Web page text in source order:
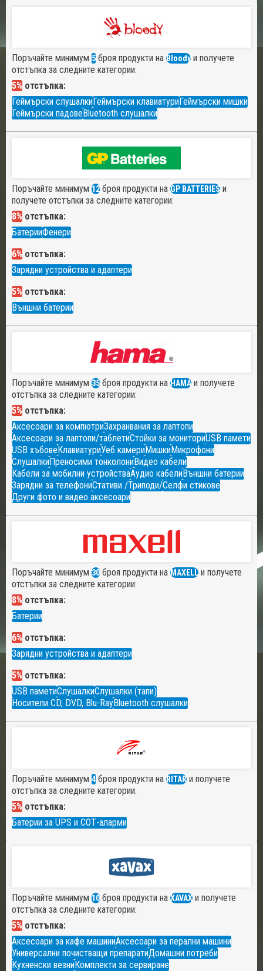
Поръчайте минимум 5 броя продукти на Bloody и получете
отстъпка за следните категории:
5% отстъпка:
Геймърски слушалкиГеймърски клавиатуриГеймърски мишки
Геймърски падовеBluetooth слушалки
Поръчайте минимум 12 броя продукти на GP BATTERIES и
получете отстъпки за следните категории:
8% отстъпка:
БатерииФенери
6% отстъпка:
Зарядни устройства и адаптери
5% отстъпка:
Външни батерии
Поръчайте минимум 35 броя продукти на HAMA и получете
отстъпка за следните категории:
5% отстъпка:
Аксесоари за компютриЗахранвания за лаптопи
Аксесоари за лаптопи/таблетиСтойки за мониториUSB памети
USB хъбовеКлавиатуриУеб камериМишкиМикрофони
СлушалкиПреносими тонколониВидео кабели
Кабели за мобилни устройстваАудио кабелиВъншни батерии
Зарядни за телефониСтативи /Триподи/Селфи стикове
Други фото и видео аксесоари
Поръчайте минимум 30 броя продукти на MAXELL и получете
отстъпки за следните категории:
8% отстъпка:
Батерии
6% отстъпка:
Зарядни устройства и адаптери
5% отстъпка:
USB паметиСлушалкиСлушалки (тапи)
Носители CD, DVD, Blu-RayBluetooth слушалки
Поръчайте минимум 4 броя продукти на RITAR и получете
отстъпка за следните категории:
5% отстъпка:
Батерии за UPS и СОТ-аларми
Поръчайте минимум 10 броя продукти на XAVAX и получете
отстъпка за следните категории:
5% отстъпка:
Аксесоари за кафе машиниАксесоари за перални машини
Универсални почистващи препаратиДомашни потреби
Кухненски везниКомплекти за сервиране